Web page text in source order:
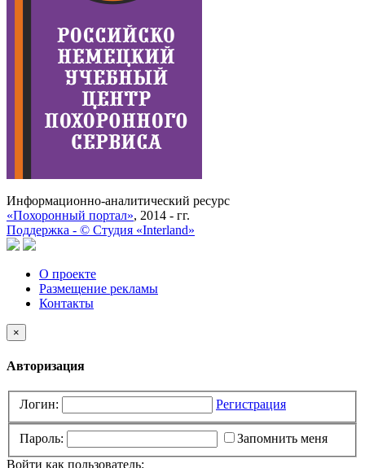
Информационно-аналитический ресурс
«Похоронный портал», 2014 - гг.
Поддержка - © Cтудия «Interland»
О проекте
Размещение рекламы
Контакты
×
Авторизация
Логин: Регистрация
Пароль:
Запомнить меня
Войти как пользователь: